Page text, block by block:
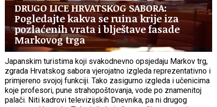
DRUGO LICE HRVATSKOG SABORA:
Pogledajte kakva se ruina krije iza
pozlaćenih vrata i blještave fasade
Markovog trga
Japanskim turistima koji svakodnevno opsjedaju Markov trg,
zgrada Hrvatskog sabora vjerojatno izgleda reprezentativno i
primjereno svojoj funkciji. Tako zasigurno izgleda i učenicima
koje profesori, pune strahopoštovanja, vode po znamenitoj
palači. Niti kadrovi televizijskih Dnevnika, pa ni drugog